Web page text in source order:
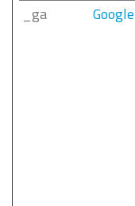
_ga Google